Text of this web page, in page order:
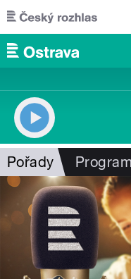
Přejít k hlavnímu obsahu
Pořady Program